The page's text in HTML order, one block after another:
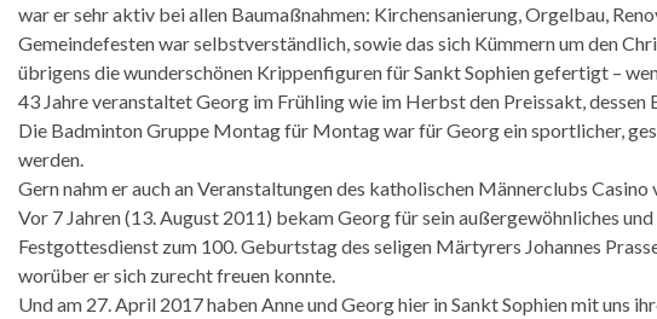
war er sehr aktiv bei allen Baumaßnahmen: Kirchensanierung, Orgelbau,
Gemeindefesten war selbstverständlich, sowie das sich Kümmern um den
übrigens die wunderschönen Krippenfiguren für Sankt Sophien gefertigt –
43 Jahre veranstaltet Georg im Frühling wie im Herbst den Preissakt,
Die Badminton Gruppe Montag für Montag war für Georg ein sportlicher,
werden.
Gern nahm er auch an Veranstaltungen des katholischen Männerclubs
Vor 7 Jahren (13. August 2011) bekam Georg für sein außergewöhnliches
Festgottesdienst zum 100. Geburtstag des seligen Märtyrers Johannes
worüber er sich zurecht freuen konnte.
Und am 27. April 2017 haben Anne und Georg hier in Sankt Sophien mit uns